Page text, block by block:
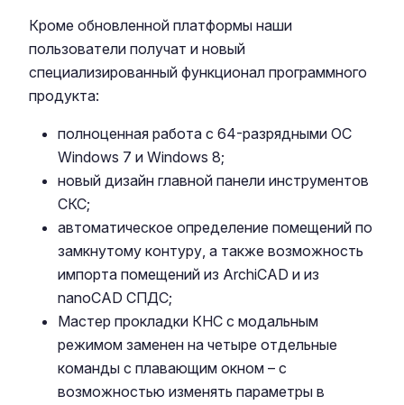
Кроме обновленной платформы наши
пользователи получат и новый
специализированный функционал программного
продукта:
полноценная работа с 64-разрядными ОС
Windows 7 и Windows 8;
новый дизайн главной панели инструментов
СКС;
автоматическое определение помещений по
замкнутому контуру, а также возможность
импорта помещений из ArchiCAD и из
nanoCAD СПДС;
Мастер прокладки КНС с модальным
режимом заменен на четыре отдельные
команды с плавающим окном – с
возможностью изменять параметры в